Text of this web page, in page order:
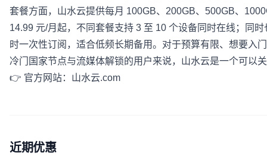
套餐方面，山水云提供每月 100GB、200GB、500GB、
14.99 元/月起，不同套餐支持 3 至 10 个设备同时在线；同
时一次性订阅，适合低频长期备用。对于预算有限、想要入
冷门国家节点与流媒体解锁的用户来说，山水云是一个可以
👉 官方网站： 山水云.com
近期优惠